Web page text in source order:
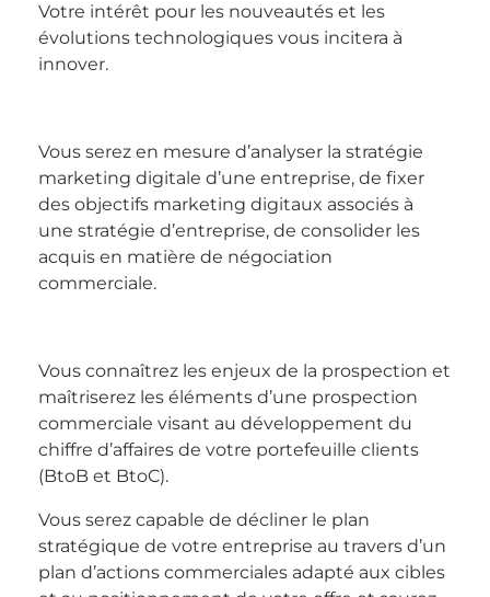
Votre intérêt pour les nouveautés et les
évolutions technologiques vous incitera à
innover.
Vous serez en mesure d’analyser la stratégie
marketing digitale d’une entreprise, de fixer
des objectifs marketing digitaux associés à
une stratégie d’entreprise, de consolider les
acquis en matière de négociation
commerciale.
Vous connaîtrez les enjeux de la prospection et
maîtriserez les éléments d’une prospection
commerciale visant au développement du
chiffre d’affaires de votre portefeuille clients
(BtoB et BtoC).
Vous serez capable de décliner le plan
stratégique de votre entreprise au travers d’un
plan d’actions commerciales adapté aux cibles